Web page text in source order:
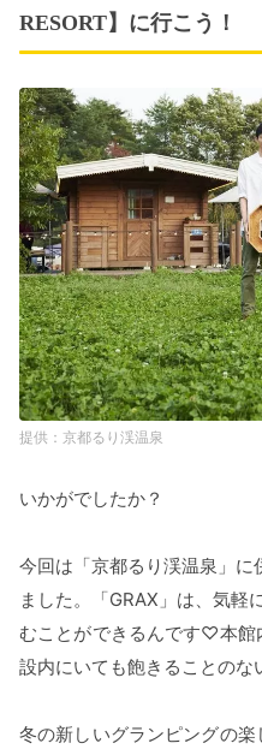
RESORT】に行こう！
京都るり渓温泉
いかがでしたか？
今回は「京都るり渓温泉」に
ました。「GRAX」は、気軽
むことができるんです♡本館
設内にいても飽きることの
冬の新しいグランピングの